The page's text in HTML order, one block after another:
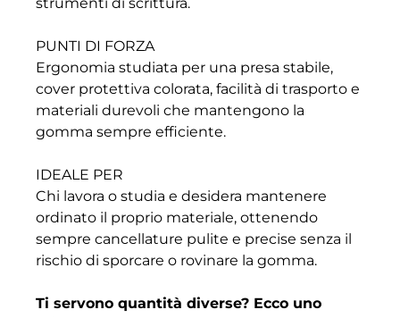
PUNTI DI FORZA
Ergonomia studiata per una presa stabile,
cover protettiva colorata, facilità di trasporto e
materiali durevoli che mantengono la
gomma sempre efficiente.
IDEALE PER
Chi lavora o studia e desidera mantenere
ordinato il proprio materiale, ottenendo
sempre cancellature pulite e precise senza il
rischio di sporcare o rovinare la gomma.
Ti servono quantità diverse? Ecco uno